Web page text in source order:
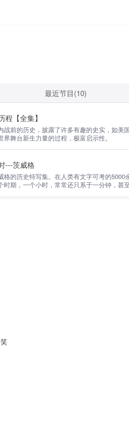
最近节目(10)
程【全集】
战前的历史，披露了许多有趣的史实，如
舞台新生力量的过程，极富启示性。
---茨威格
格的历史特写集。在人类有文字可考的
时期，一个小时，常常还只系于一分钟，甚